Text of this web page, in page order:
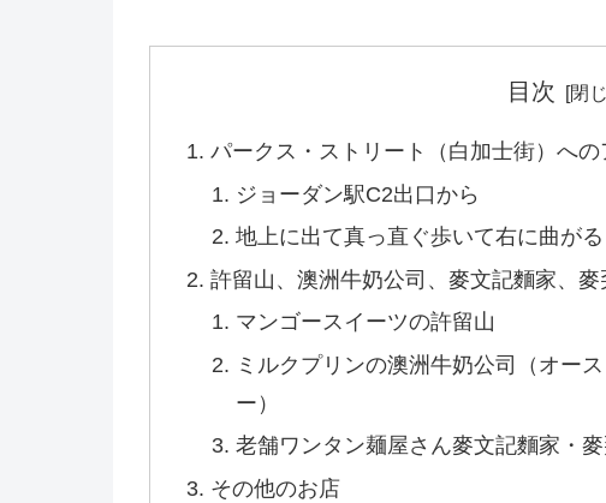
目次
パークス・ストリート（白加士街）への
ジョーダン駅C2出口から
地上に出て真っ直ぐ歩いて右に曲がる
許留山、澳洲牛奶公司、麥文記麵家、
マンゴースイーツの許留山
ミルクプリンの澳洲牛奶公司（オー
ー）
老舗ワンタン麺屋さん麥文記麵家・
その他のお店